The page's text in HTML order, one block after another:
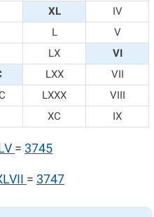
XL
IV
L
V
LX
VI
LXX
VII
LXXX
VIII
XC IX
= 3745
= 3747